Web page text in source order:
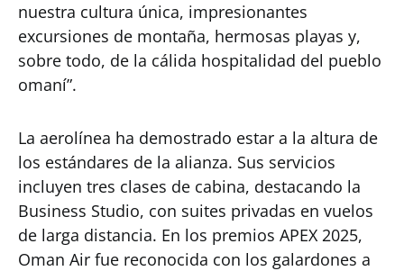
nuestra cultura única, impresionantes
excursiones de montaña, hermosas playas y,
sobre todo, de la cálida hospitalidad del pueblo
omaní”.
La aerolínea ha demostrado estar a la altura de
los estándares de la alianza. Sus servicios
incluyen tres clases de cabina, destacando la
Business Studio, con suites privadas en vuelos
de larga distancia. En los premios APEX 2025,
Oman Air fue reconocida con los galardones a